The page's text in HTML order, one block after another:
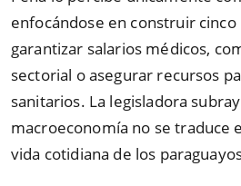
enfocándose en construir cinco
garantizar salarios médicos,
sectorial o asegurar recursos
sanitarios. La legisladora
macroeconomía no se traduce
vida cotidiana de los